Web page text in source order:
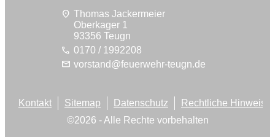
location_on Thomas Jackermeier
Oberkager 1
93356 Teugn
call 0170 / 1992208
mail vorstand@feuerwehr-teugn.de
©2026 - Alle Rechte vorbehalten
Kontakt Sitemap Datenschutz Rechtliche Hinweise